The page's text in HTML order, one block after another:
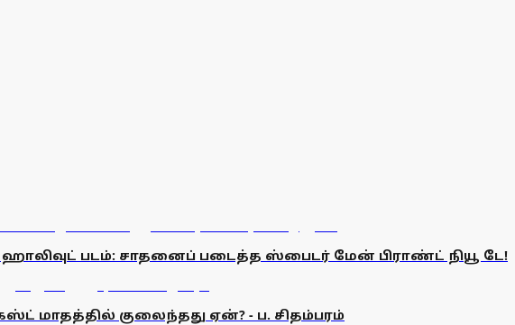
படம்: சாதனைப் படைத்த ஸ்பைடர் மேன் பிராண்ட் நியூ டே!
மாதத்தில் குலைந்தது ஏன்? - ப. சிதம்பரம்